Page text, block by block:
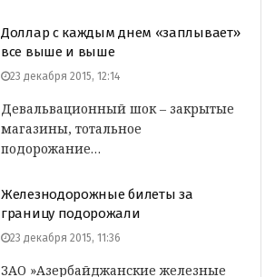
Доллар с каждым днем «заплывает»
все выше и выше
23 декабря 2015, 12:14
Девальвационный шок – закрытые
магазины, тотальное
подорожание…
Железнодорожные билеты за
границу подорожали
23 декабря 2015, 11:36
ЗАО »Азербайджанские железные